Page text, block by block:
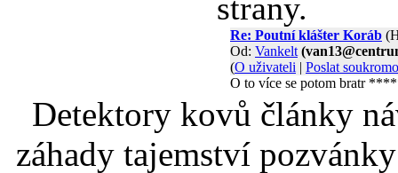
strany.
Re: Poutní klášter Koráb
Od: Vankelt
(O uživateli | Poslat
O to více se potom bratr
Detektory kovů články
záhady tajemství